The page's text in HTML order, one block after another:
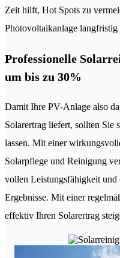
Zeit hilft, Hot Spots zu
Photovoltaikanlage langfristig
Professionelle
um bis zu 30%
Damit Ihre PV-Anlage also
Solarertrag liefert, sollten Sie
lassen. Mit einer
Solarpflege und Reinigung
vollen Leistungsfähigkeit und
Ergebnisse. Mit einer
effektiv Ihren Solarertrag